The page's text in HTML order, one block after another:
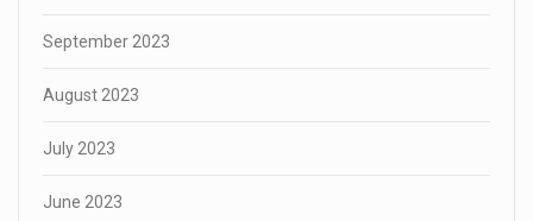
September 2023
August 2023
July 2023
June 2023